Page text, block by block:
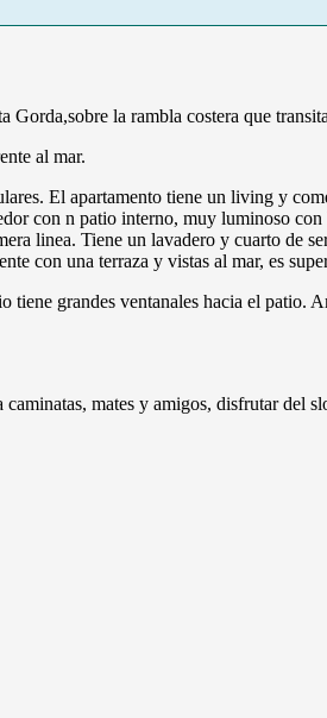
la rambla costera que
al mar.
El apartamento tiene un living y
con n patio interno, muy luminoso
linea. Tiene un lavadero y cuarto de
con una terraza y vistas al mar, es
grandes ventanales hacia el
mates y amigos, disfrutar del